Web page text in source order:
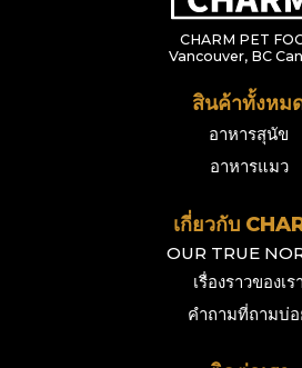
CHARM PET
Vancouver, BC
สินค้าทั้งหม
อาหารสุนัข
อาหารแมว
เกี่ยวกับ
OUR TRUE
เรื่องราวของเรา
คำถามที่ถามบ่